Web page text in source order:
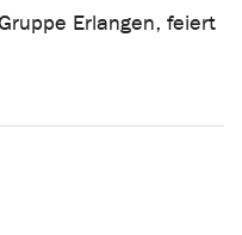
Erlangen, feiert